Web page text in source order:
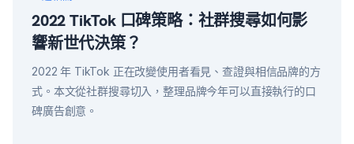
2022 TikTok 口碑策略：社群搜尋如何影
響新世代決策？
2022 年 TikTok 正在改變使用者看見、查證與相信品牌的方
式。本文從社群搜尋切入，整理品牌今年可以直接執行的口
碑廣告創意。